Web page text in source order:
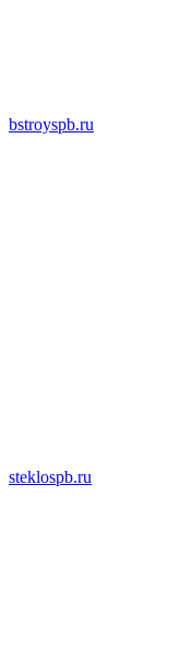
bstroyspb.ru
steklospb.ru